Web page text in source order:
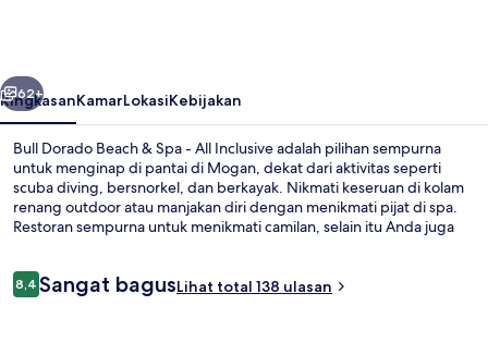
-
All
Inclusive
Berikutnya
62+
RingkasanKamarLokasiKebijakan
Bull Dorado Beach & Spa - All Inclusive adalah pilihan sempurna
untuk menginap di pantai di Mogan, dekat dari aktivitas seperti
scuba diving, bersnorkel, dan berkayak. Nikmati keseruan di kolam
renang outdoor atau manjakan diri dengan menikmati pijat di spa.
Restoran sempurna untuk menikmati camilan, selain itu Anda juga
malam, dan klub anak gratis.
Ulasan
8,48,4 dari 10
Sangat bagusLihat total 138 ulasan